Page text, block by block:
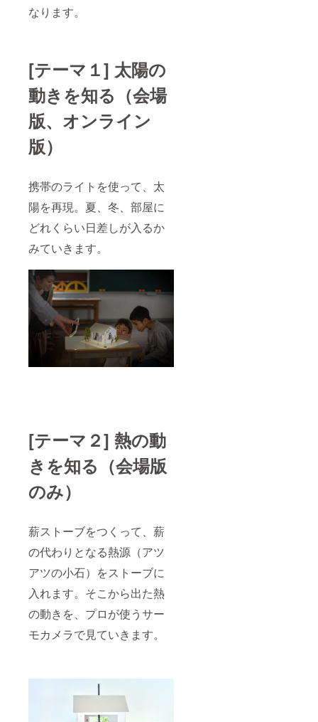
なります。
[テーマ１] 太陽の
動きを知る（会場
版、オンライン
版）
携帯のライトを使って、太
陽を再現。夏、冬、部屋に
どれくらい日差しが入るか
みていきます。
[テーマ２] 熱の動
きを知る（会場版
のみ）
薪ストーブをつくって、薪
の代わりとなる熱源（アツ
アツの小石）をストーブに
入れます。そこから出た熱
の動きを、プロが使うサー
モカメラで見ていきます。